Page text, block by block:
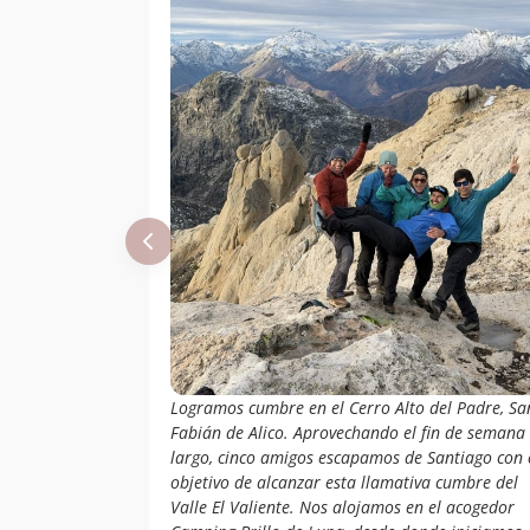
Logramos cumbre en el Cerro Alto del Padre,
Fabián de Alico. Aprovechando el fin de semana
largo, cinco amigos escapamos de Santiago con
objetivo de alcanzar esta llamativa cumbre del
Valle El Valiente. Nos alojamos en el acogedor